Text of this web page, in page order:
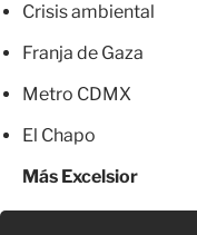
Crisis ambiental
Franja de Gaza
Metro CDMX
El Chapo
Más Excelsior
Mujeres